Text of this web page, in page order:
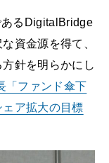
るDigitalBridge
資金源を得て、
針を明らかにし
「ファンド傘下
ア拡大の目標